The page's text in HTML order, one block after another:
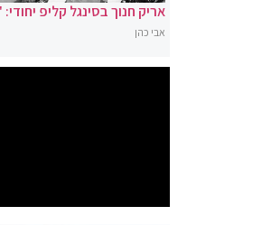
אריק חנוך בסינגל קליפ
אבי כהן